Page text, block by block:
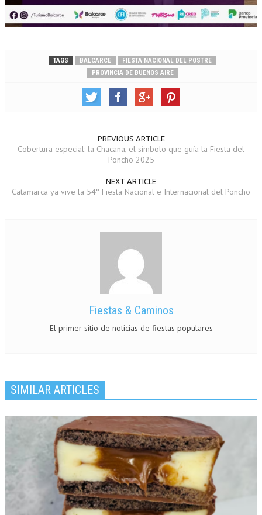
TAGS BALCARCE
FIESTA NACIONAL DEL POSTRE
PROVINCIA DE BUENOS AIRE
PREVIOUS ARTICLE
Cobertura especial: la Chacana, el símbolo que guía la Fiesta del
Poncho 2025
NEXT ARTICLE
Catamarca ya vive la 54° Fiesta Nacional e Internacional del Poncho
Fiestas & Caminos
El primer sitio de noticias de fiestas populares
SIMILAR ARTICLES